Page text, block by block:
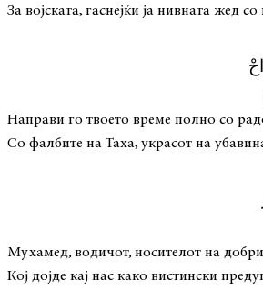
За војската, гаснејќи ја нивната жед
Направи го твоето време полно со
Со фалбите на Таха, украсот на
Мухамед, водичот, носителот на
Кој дојде кај нас како вистински